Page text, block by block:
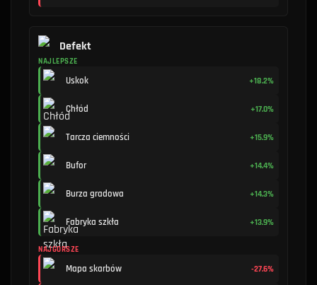
Defekt
NAJLEPSZE
Uskok +18.2%
Chłód +17.0%
Tarcza ciemności +15.9%
Bufor +14.4%
Burza gradowa +14.3%
Fabryka szkła +13.9%
NAJGORSZE
Mapa skarbów -27.6%